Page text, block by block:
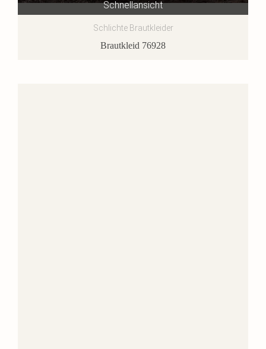
Schnellansicht
Schlichte Brautkleider
Brautkleid 76928